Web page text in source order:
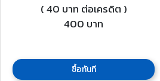
( 40 บาท ต่อเครดิต )
400 บาท
ซื้อทันที